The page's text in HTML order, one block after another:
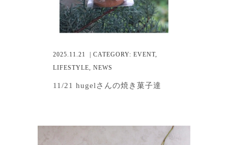
2025.11.21 | CATEGORY: EVENT,
LIFESTYLE, NEWS
11/21 hugelさんの焼き菓子達